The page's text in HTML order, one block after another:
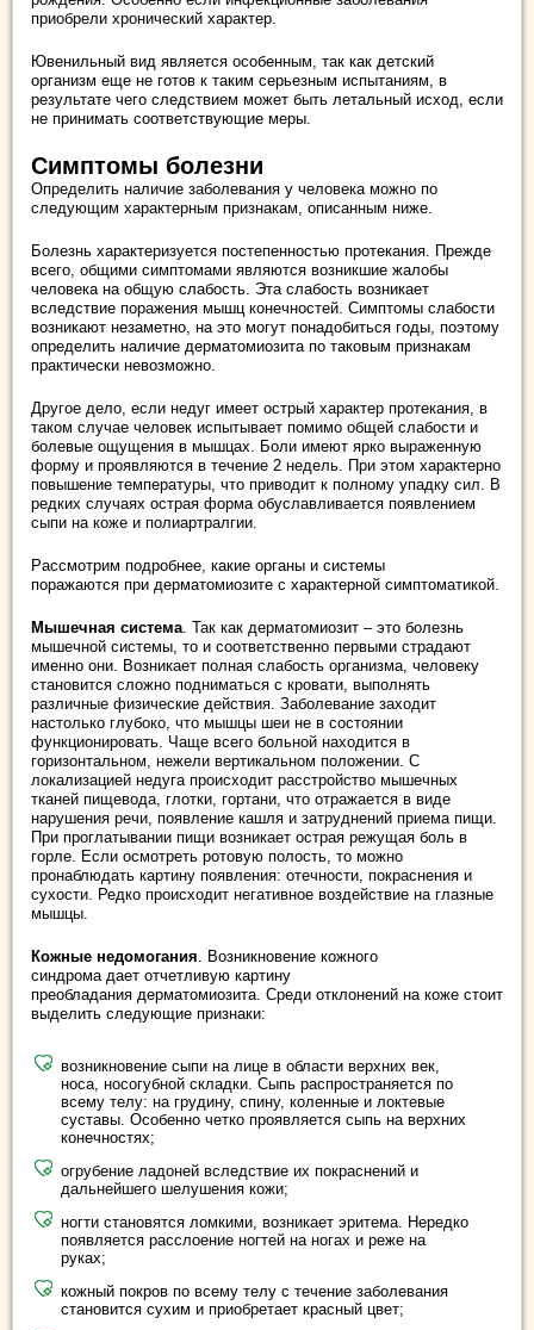
приобрели хронический характер.
Ювенильный вид является особенным, так как детский
организм еще не готов к таким серьезным испытаниям, в
результате чего следствием может быть летальный исход, если
не принимать соответствующие меры.
Симптомы болезни
Определить наличие заболевания у человека можно по
следующим характерным признакам, описанным ниже.
Болезнь характеризуется постепенностью протекания. Прежде
всего, общими симптомами являются возникшие жалобы
человека на общую слабость. Эта слабость возникает
вследствие поражения мышц конечностей. Симптомы слабости
возникают незаметно, на это могут понадобиться годы, поэтому
определить наличие дерматомиозита по таковым признакам
практически невозможно.
Другое дело, если недуг имеет острый характер протекания, в
таком случае человек испытывает помимо общей слабости и
болевые ощущения в мышцах. Боли имеют ярко выраженную
форму и проявляются в течение 2 недель. При этом характерно
повышение температуры, что приводит к полному упадку сил. В
редких случаях острая форма обуславливается появлением
сыпи на коже и полиартралгии.
Рассмотрим подробнее, какие органы и системы
поражаются при дерматомиозите с характерной симптоматикой.
Мышечная система. Так как дерматомиозит – это болезнь
мышечной системы, то и соответственно первыми страдают
именно они. Возникает полная слабость организма, человеку
становится сложно подниматься с кровати, выполнять
различные физические действия. Заболевание заходит
настолько глубоко, что мышцы шеи не в состоянии
функционировать. Чаще всего больной находится в
горизонтальном, нежели вертикальном положении. С
локализацией недуга происходит расстройство мышечных
тканей пищевода, глотки, гортани, что отражается в виде
нарушения речи, появление кашля и затруднений приема пищи.
При проглатывании пищи возникает острая режущая боль в
горле. Если осмотреть ротовую полость, то можно
пронаблюдать картину появления: отечности, покраснения и
сухости. Редко происходит негативное воздействие на глазные
мышцы.
Кожные недомогания. Возникновение кожного
синдрома дает отчетливую картину
преобладания дерматомиозита. Среди отклонений на коже стоит
выделить следующие признаки:
возникновение сыпи на лице в области верхних век,
носа, носогубной складки. Сыпь распространяется по
всему телу: на грудину, спину, коленные и локтевые
суставы. Особенно четко проявляется сыпь на верхних
конечностях;
огрубение ладоней вследствие их покраснений и
дальнейшего шелушения кожи;
ногти становятся ломкими, возникает эритема. Нередко
появляется расслоение ногтей на ногах и реже на
руках;
кожный покров по всему телу с течение заболевания
становится сухим и приобретает красный цвет;